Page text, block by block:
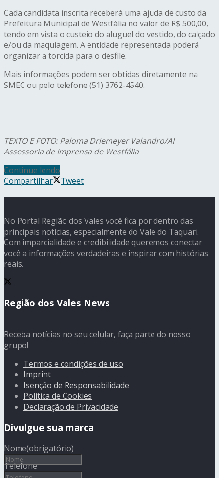
Cada candidata inscrita receberá uma ajuda de custo da
Prefeitura Municipal de Westfália no valor de R$ 500,00,
tendo em vista o custeio do aluguel do vestido, do calçado
e/ou da maquiagem. A entidade representada poderá
organizar a torcida para o desfile.
Mais informações podem ser obtidas diretamente na
SMEC ou pelo telefone (51) 3762-4540.
TEXTO E FOTO: Paloma Driemeyer Valandro/AI
Assessoria de Imprensa de Westfália
Continue lendo
Compartilhar
Tweet
No Portal Região dos Vales você fica por dentro das
principais notícias, especialmente do Vale do Taquari.
Com imparcialidade e credibilidade queremos conectar
você a informações verdadeiras e inspirar com histórias
reais.
Região dos Vales News
Receba notícias no seu celular, faça parte do nosso
grupo!
Termos e condições de uso
Imprint
Isenção de Responsabilidade
Política de Cookies
Declaração de Privacidade
Divulgue sua marca
Nome(obrigatório)
Telefone